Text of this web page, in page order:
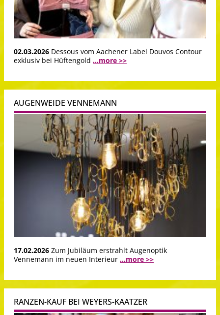
02.03.2026 Dessous vom Aachener Label Douvos Contour
exklusiv bei Hüftengold ...more >>
AUGENWEIDE VENNEMANN
17.02.2026 Zum Jubiläum erstrahlt Augenoptik
Vennemann im neuen Interieur ...more >>
RANZEN-KAUF BEI WEYERS-KAATZER